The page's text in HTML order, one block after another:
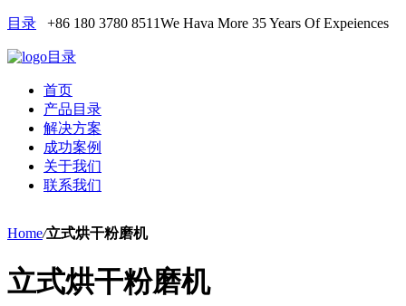
目录 +86 180 3780 8511We Hava More 35 Years Of Expeiences
目录
首页
产品目录
解决方案
成功案例
关于我们
联系我们
Home/立式烘干粉磨机
立式烘干粉磨机